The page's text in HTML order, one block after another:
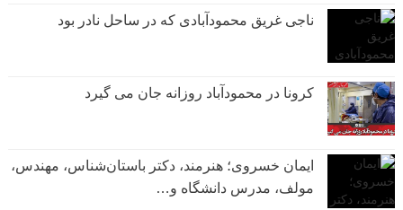
ناجی غریق محمودآبادی که در ساحل نادر بود
کرونا در محمودآباد روزانه جان می گیرد
ایمان خسروی؛ هنرمند، دکتر باستان‌شناس، مهندس،
مولف، مدرس دانشگاه و…